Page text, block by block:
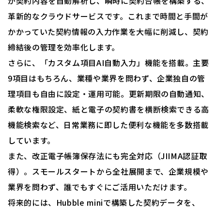
革新的なクラウドサービスです。これまで時間と手間が
かかっていた契約情報の入力作業を大幅に削減し、契約
締結後の管理を効率化します。
さらに、「カスタム項目AI自動入力」機能を搭載。主要
9項目はもちろん、業種や業界を問わず、企業独自の管
理項目も自由に設定・運用可能。更新期限の自動通知、
柔軟な権限設定、紙と電子の契約書を横断検索できる高
機能検索など、日常業務に即した便利な機能を多数搭載
しています。
また、改正電子帳簿保存法にも完全対応（JIIMA認証取
得）。スモールスタートから全社展開まで、企業規模や
業界を問わず、誰でもすぐにご活用いただけます。
将来的には、Hubble miniで構築した契約データを、